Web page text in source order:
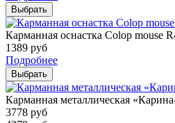
Выбрать
Карманная оснастка Colop mouse
1389 руб
Подробнее
Выбрать
Карманная металлическая
3778 руб